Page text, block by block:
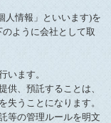
人情報」といいます)を
ように会社として取
います。
供、預託することは、
失うことになります。
等の管理ルールを明文